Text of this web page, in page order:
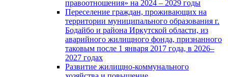
правоотношения» на 2024 – 2029 годы
Переселение граждан, проживающих на
территории муниципального образования г.
Бодайбо и района Иркутской области, из
аварийного жилищного фонда, признанного
таковым после 1 января 2017 года, в 2026–
2027 годах
Развитие жилищно-коммунального